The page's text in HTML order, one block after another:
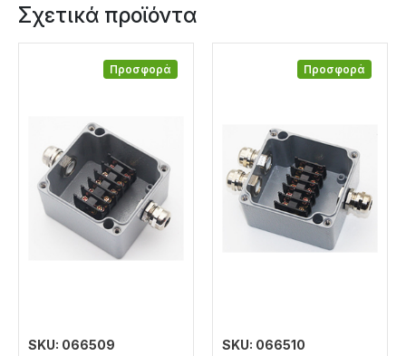
Σχετικά προϊόντα
Προσφορά
SKU: 066509
Προσφορά
SKU: 066510